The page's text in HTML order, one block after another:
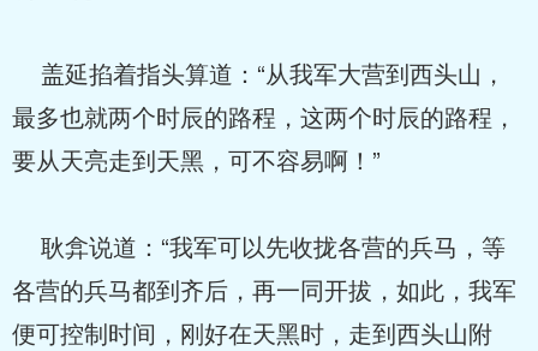
盖延掐着指头算道：“从我军大营到西头山，
最多也就两个时辰的路程，这两个时辰的路程，
要从天亮走到天黑，可不容易啊！”
耿弇说道：“我军可以先收拢各营的兵马，等
各营的兵马都到齐后，再一同开拔，如此，我军
便可控制时间，刚好在天黑时，走到西头山附